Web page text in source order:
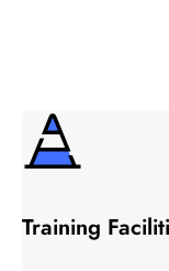
Training